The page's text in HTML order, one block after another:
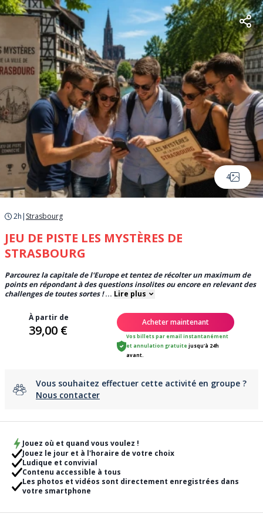
4
2h | Strasbourg
JEU DE PISTE LES MYSTÈRES DE
STRASBOURG
Parcourez la capitale de l'Europe et tentez de récolter un maximum de
points en répondant à des questions insolites ou encore en relevant des
challenges de toutes sortes !... Lire plus
À partir de
39,00 €
Acheter maintenant
Vos billets par email instantanément
etannulation gratuite jusqu'à 24h
avant.
Vous souhaitez effectuer cette activité en groupe ?
Nous contacter
Jouez où et quand vous voulez !
Jouez le jour et à l'horaire de votre choix
Ludique et convivial
Contenu accessible à tous
Les photos et vidéos sont directement enregistrées dans
votre smartphone